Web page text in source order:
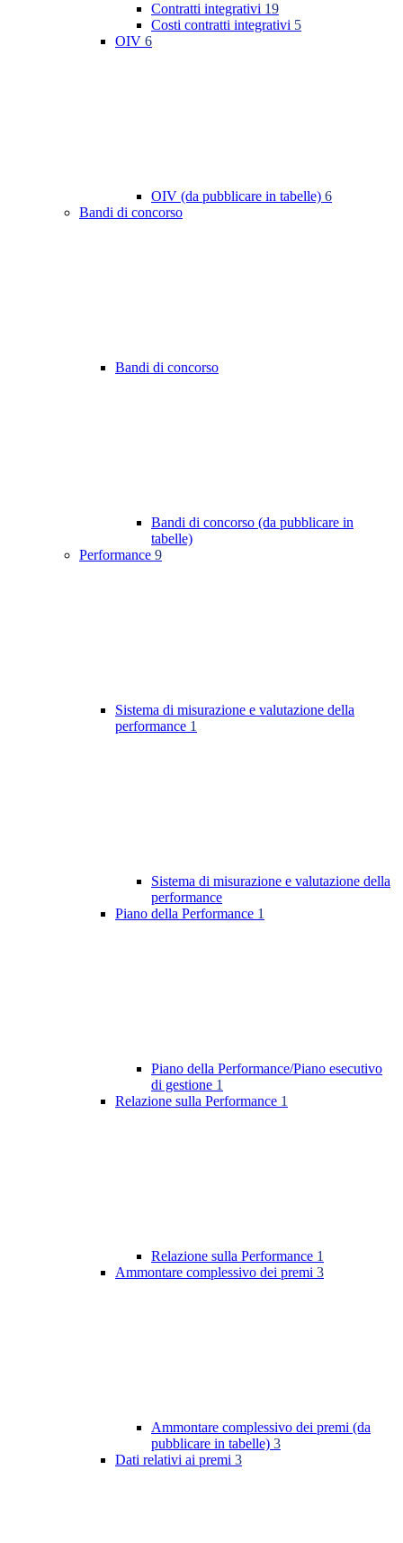
Contratti integrativi 19
Costi contratti integrativi 5
OIV 6
OIV (da pubblicare in tabelle) 6
Bandi di concorso
Bandi di concorso
Bandi di concorso (da pubblicare in
tabelle)
Performance 9
Sistema di misurazione e valutazione della
performance 1
Sistema di misurazione e valutazione della
performance
Piano della Performance 1
Piano della Performance/Piano esecutivo
di gestione 1
Relazione sulla Performance 1
Relazione sulla Performance 1
Ammontare complessivo dei premi 3
Ammontare complessivo dei premi (da
pubblicare in tabelle) 3
Dati relativi ai premi 3